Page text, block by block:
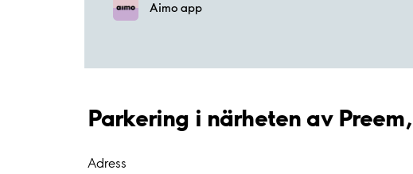
Aimo app
Parkering i närheten av
Adress